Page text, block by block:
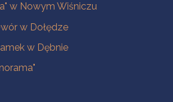
w Nowym Wiśniczu
w Dołędze
w Dębnie